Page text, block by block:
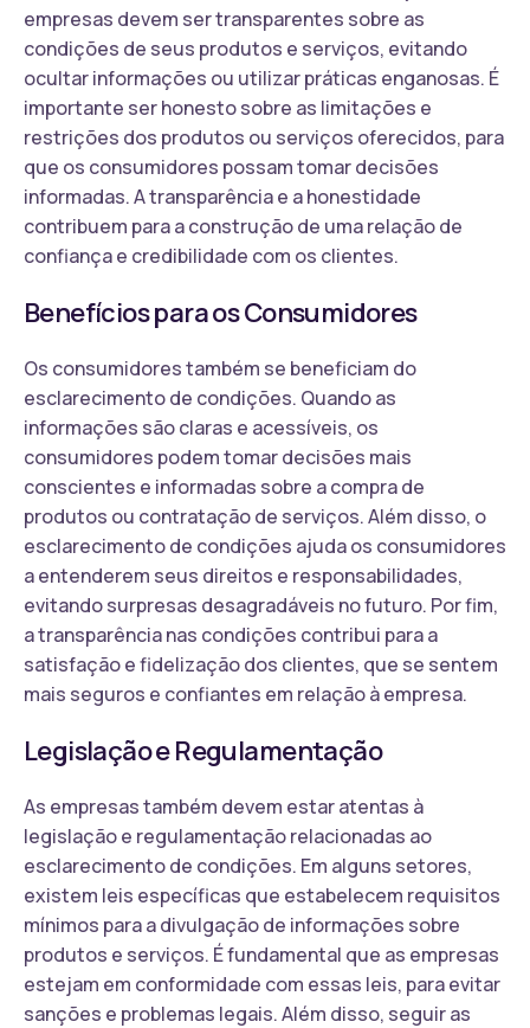
empresas devem ser transparentes sobre as
condições de seus produtos e serviços, evitando
ocultar informações ou utilizar práticas enganosas. É
importante ser honesto sobre as limitações e
restrições dos produtos ou serviços oferecidos, para
que os consumidores possam tomar decisões
informadas. A transparência e a honestidade
contribuem para a construção de uma relação de
confiança e credibilidade com os clientes.
Benefícios para os Consumidores
Os consumidores também se beneficiam do
esclarecimento de condições. Quando as
informações são claras e acessíveis, os
consumidores podem tomar decisões mais
conscientes e informadas sobre a compra de
produtos ou contratação de serviços. Além disso, o
esclarecimento de condições ajuda os consumidores
a entenderem seus direitos e responsabilidades,
evitando surpresas desagradáveis no futuro. Por fim,
a transparência nas condições contribui para a
satisfação e fidelização dos clientes, que se sentem
mais seguros e confiantes em relação à empresa.
Legislação e Regulamentação
As empresas também devem estar atentas à
legislação e regulamentação relacionadas ao
esclarecimento de condições. Em alguns setores,
existem leis específicas que estabelecem requisitos
mínimos para a divulgação de informações sobre
produtos e serviços. É fundamental que as empresas
estejam em conformidade com essas leis, para evitar
sanções e problemas legais. Além disso, seguir as